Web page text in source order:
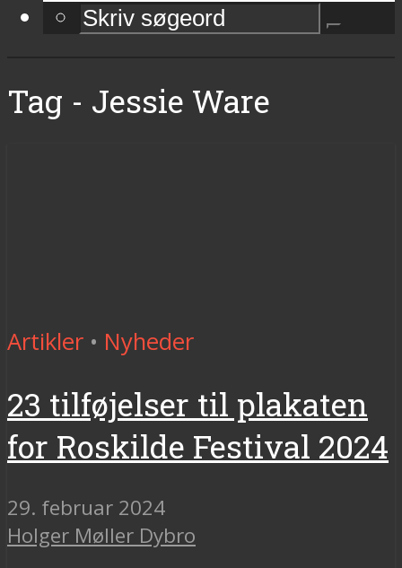
Tag - Jessie Ware
Artikler • Nyheder
23 tilføjelser til plakaten
for Roskilde Festival 2024
29. februar 2024
Holger Møller Dybro